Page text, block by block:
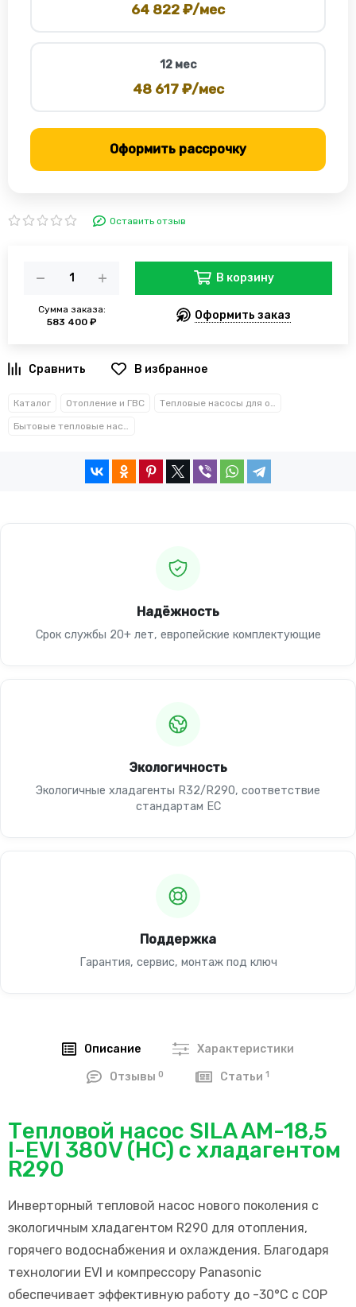
64 822 ₽/мес
12 мес
48 617 ₽/мес
Оформить рассрочку
Оставить отзыв
Сумма заказа:
583 400 ₽
В корзину
Оформить заказ
В избранное
Каталог Отопление и ГВС Тепловые насосы для отопления
Бытовые тепловые насосы
Надёжность
Срок службы 20+ лет, европейские комплектующие
Экологичность
Экологичные хладагенты R32/R290, соответствие
стандартам ЕС
Поддержка
Гарантия, сервис, монтаж под ключ
Описание Характеристики
Отзывы 0 Статьи 1
Тепловой насос SILA AM-18,5
I-EVI 380V (HC) с хладагентом
R290
Инверторный тепловой насос нового поколения с
экологичным хладагентом R290 для отопления,
горячего водоснабжения и охлаждения. Благодаря
технологии EVI и компрессору Panasonic
обеспечивает эффективную работу до -30°C с COP